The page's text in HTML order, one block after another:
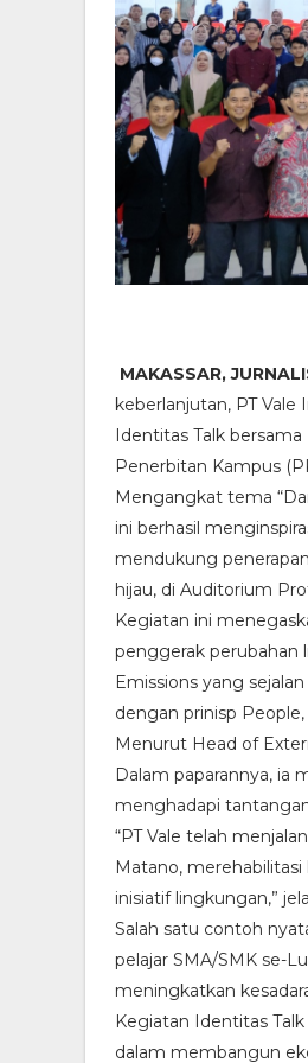
MAKASSAR,
keberlanjutan, PT
Identitas Talk
Penerbitan Kampus
Mengangkat tema
ini berhasil
mendukung
hijau, di Auditorium
Kegiatan ini
penggerak perubahan
Emissions yang
dengan prinisp
Menurut Head of
Dalam paparannya, ia
menghadapi
“PT Vale telah
Matano,
inisiatif lingkungan,”
Salah satu contoh
pelajar SMA/SMK se-
meningkatkan
Kegiatan Identitas
dalam membangun